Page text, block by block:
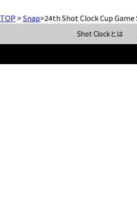
TOP > Snap>24th Shot Clock Cup Game
Shot Clockとは